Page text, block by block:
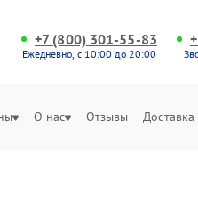
+7 (800) 301-55-83
Ежедневно, с 10:00 до 20:00
О нас Отзывы Доставка